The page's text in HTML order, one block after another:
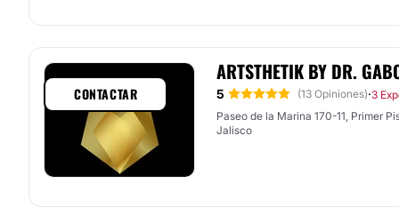
ARTSTHETIK BY DR.
5 (13 Opiniones)·3
Paseo de la Marina 170-11, Primer
Jalisco
CONTACTAR